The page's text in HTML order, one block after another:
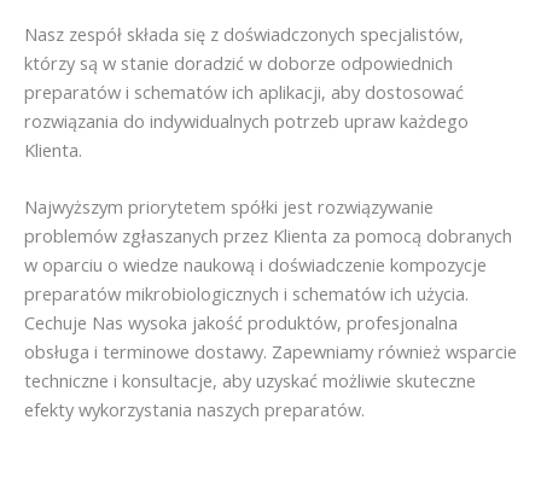
Nasz zespół składa się z doświadczonych specjalistów,
którzy są w stanie doradzić w doborze odpowiednich
preparatów i schematów ich aplikacji, aby dostosować
rozwiązania do indywidualnych potrzeb upraw każdego
Klienta.
Najwyższym priorytetem spółki jest rozwiązywanie
problemów zgłaszanych przez Klienta za pomocą dobranych
w oparciu o wiedze naukową i doświadczenie kompozycje
preparatów mikrobiologicznych i schematów ich użycia.
Cechuje Nas wysoka jakość produktów, profesjonalna
obsługa i terminowe dostawy. Zapewniamy również wsparcie
techniczne i konsultacje, aby uzyskać możliwie skuteczne
efekty wykorzystania naszych preparatów.